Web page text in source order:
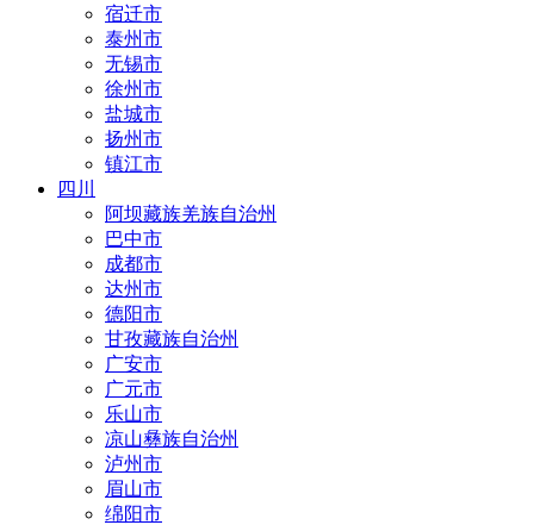
宿迁市
泰州市
无锡市
徐州市
盐城市
扬州市
镇江市
四川
阿坝藏族羌族自治州
巴中市
成都市
达州市
德阳市
甘孜藏族自治州
广安市
广元市
乐山市
凉山彝族自治州
泸州市
眉山市
绵阳市